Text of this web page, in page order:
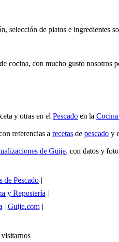
de platos e ingredientes
cocina, con mucho gusto
y otras en el Pescado en la
referencias a recetas de pescado y
de Guije, con datos y
de Pescado |
y Repostería |
| Guije.com|